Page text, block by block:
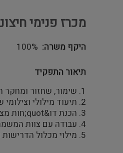
מכרז פנימי
היקף משרה 100%
תיאור התפקיד
1. שימור, שחזור ומחקר חומרי של חפצים מוזיאליים (פרה-היסטוריה ועד עכשווי) על פי תכנית עבודה שנתית.
2. תיעוד מילולי וצילומי של מצב החפצים המוזיאליים- בתצוגה ובאחסון.
3. הכנת דו&quot;חות מצב לחפצים מוזיאליים בהשאלה ובשאילה.
4. עבודה עם צוות המשמרים במוזיאון ומחלקות אוצרותיות שונות.
5. מילוי מכלול הדרישות והמטלות הנובעות ממהות התפקיד.